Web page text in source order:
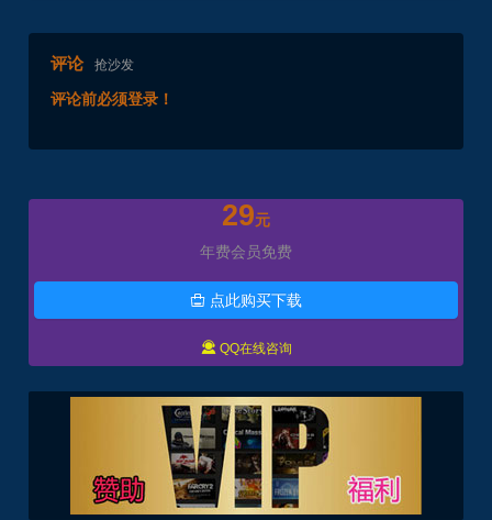
评论 抢沙发
评论前必须登录！
29元
年费会员免费
 点此购买下载
 QQ在线咨询